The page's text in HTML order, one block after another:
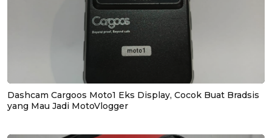
Dashcam Cargoos Moto1 Eks Display, Cocok Buat Bradsis
yang Mau Jadi MotoVlogger